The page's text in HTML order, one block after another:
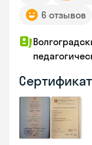
6 отзывов